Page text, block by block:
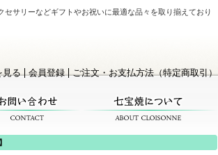
サリーなどギフトやお祝いに最適な品々を取り揃えており
見る 会員登録 ご注文・お支払方法（特定商取引）